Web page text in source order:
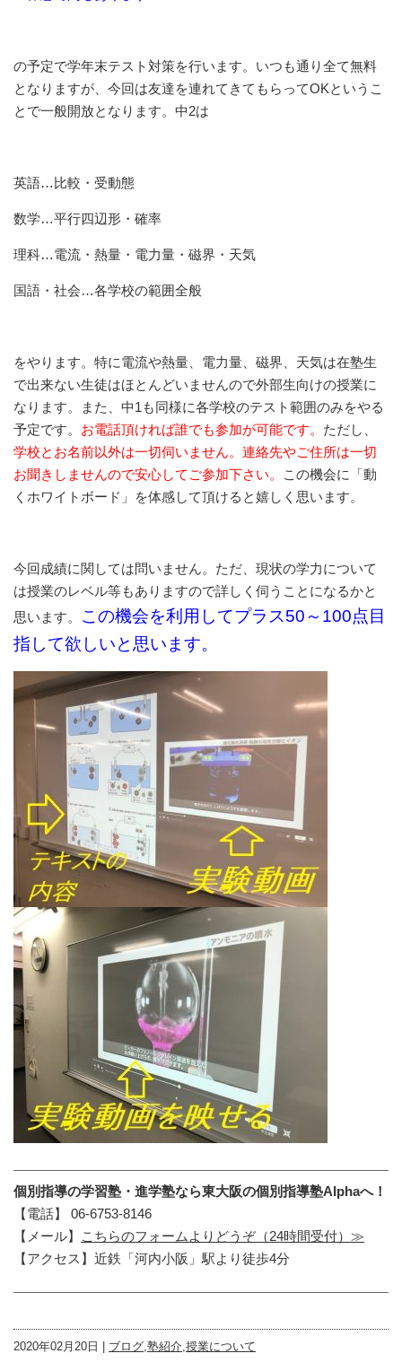
の予定で学年末テスト対策を行います。いつも通り全て無料
となりますが、今回は友達を連れてきてもらってOKというこ
とで一般開放となります。中2は
英語…比較・受動態
数学…平行四辺形・確率
理科…電流・熱量・電力量・磁界・天気
国語・社会…各学校の範囲全般
をやります。特に電流や熱量、電力量、磁界、天気は在塾生
で出来ない生徒はほとんどいませんので外部生向けの授業に
なります。また、中1も同様に各学校のテスト範囲のみをやる
予定です。 お電話頂ければ誰でも参加が可能です。 ただし、
学校とお名前以外は一切伺いません。連絡先やご住所は一切
お聞きしませんので安心してご参加下さい。
この機会に「動
くホワイトボード」を体感して頂けると嬉しく思います。
今回成績に関しては問いません。ただ、現状の学力について
は授業のレベル等もありますので詳しく伺うことになるかと
思います。
この機会を利用してプラス50～100点目
指して欲しいと思います。
個別指導の学習塾・進学塾なら東大阪の個別指導塾Alphaへ！
【電話】 06-6753-8146
【メール】
こちらのフォームよりどうぞ（24時間受付）≫
【アクセス】近鉄「河内小阪」駅より徒歩4分
2020年02月20日 | ブログ 塾紹介 授業について